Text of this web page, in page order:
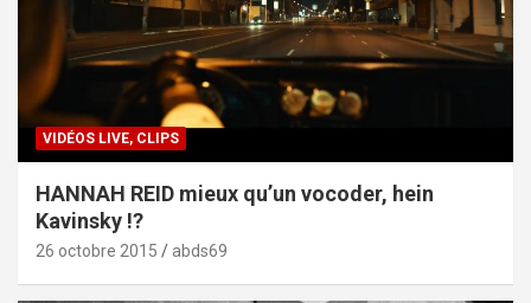
VIDÉOS LIVE, CLIPS
HANNAH REID mieux qu’un vocoder, hein
Kavinsky !?
26 octobre 2015 abds69